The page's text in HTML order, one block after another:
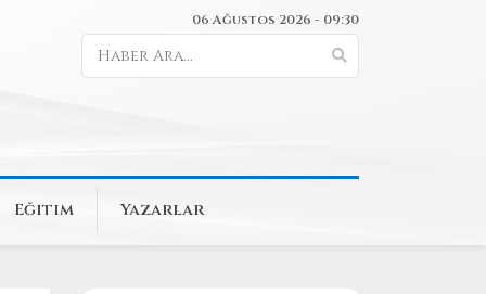
06 Ağustos 2026 - 09:30
Eğitim Yazarlar